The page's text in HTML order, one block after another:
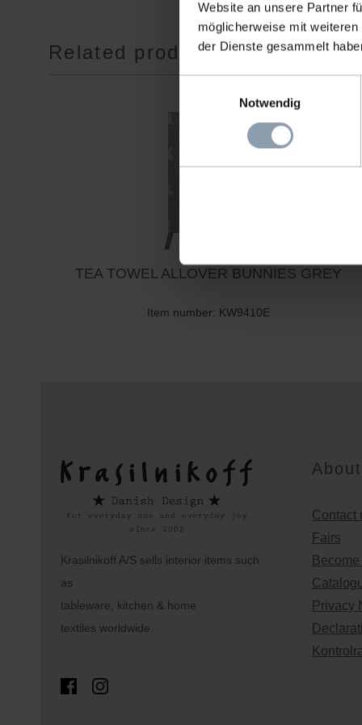
Website an unsere Partner
möglicherweise mit
der Dienste gesammelt
Notwendig
Related products
TEA TOWEL ALLOVER BUNNIES GREY
Item number: KW9410E
Krasilnikoff A/S sells interior items such
as
tableware, kitchen & home
textiles worldwide.
Contact
Fairs
Privacy